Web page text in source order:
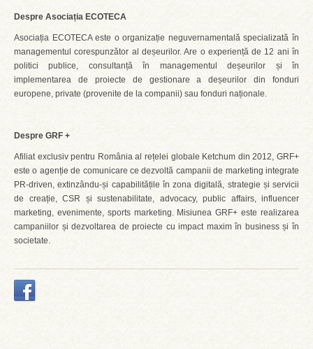
Despre Asociația ECOTECA
Asociația ECOTECA este o organizație neguvernamentală specializată în
managementul corespunzător al deșeurilor. Are o experiență de 12 ani în
politici publice, consultanță în managementul deșeurilor și în
implementarea de proiecte de gestionare a deșeurilor din fonduri
europene, private (provenite de la companii) sau fonduri naționale.
Despre GRF +
Afiliat exclusiv pentru România al rețelei globale Ketchum din 2012, GRF+
este o agenție de comunicare ce dezvoltă campanii de marketing integrate
PR-driven, extinzându-și capabilitățile în zona digitală, strategie și servicii
de creație, CSR și sustenabilitate, advocacy, public affairs, influencer
marketing, evenimente, sports marketing. Misiunea GRF+ este realizarea
campaniilor și dezvoltarea de proiecte cu impact maxim în business și în
societate.